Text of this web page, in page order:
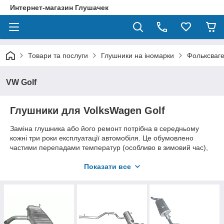
Интернет-магазин Глушачек
Товари та послуги Глушники на іномарки
VW Golf
Глушники для VolksWagen Golf
Заміна глушника або його ремонт потрібна в середньому
кожні три роки експлуатації автомобіля. Це обумовлено
частими перепадами температур (особливо в зимовий час),
іншими руйнівними факторами. Експлуатація Volkswagen Golf
VW Golf одна з вдалих моделей, це підтверджується
існуванням вже 8 поколінь цього авто, і виробництво ще
Показати все